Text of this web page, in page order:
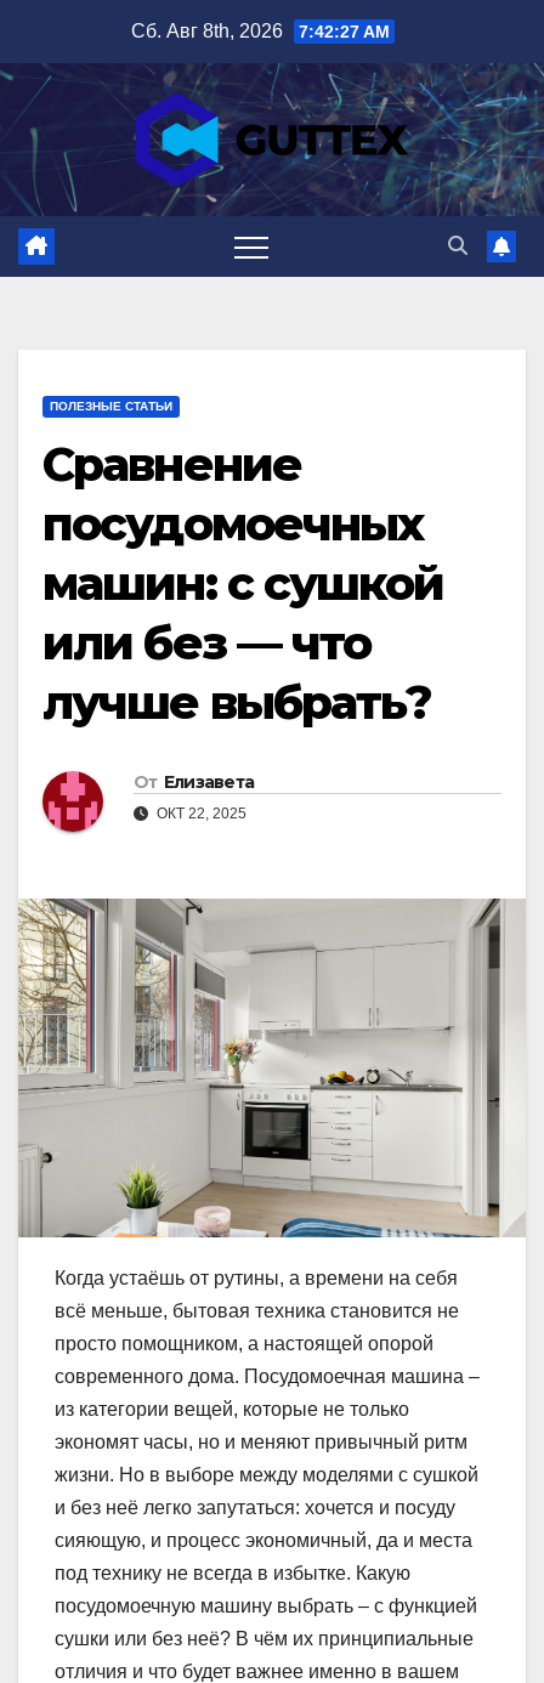
содержимому
Сб. Авг 8th, 2026 7:42:28 AM
ПОЛЕЗНЫЕ СТАТЬИ
Сравнение
посудомоечных
машин: с сушкой
или без — что
лучше выбрать?
От Елизавета
ОКТ 22, 2025
Когда устаёшь от рутины, а времени на себя
всё меньше, бытовая техника становится не
просто помощником, а настоящей опорой
современного дома. Посудомоечная машина –
из категории вещей, которые не только
экономят часы, но и меняют привычный ритм
жизни. Но в выборе между моделями с сушкой
и без неё легко запутаться: хочется и посуду
сияющую, и процесс экономичный, да и места
под технику не всегда в избытке. Какую
посудомоечную машину выбрать – с функцией
сушки или без неё? В чём их принципиальные
отличия и что будет важнее именно в вашем